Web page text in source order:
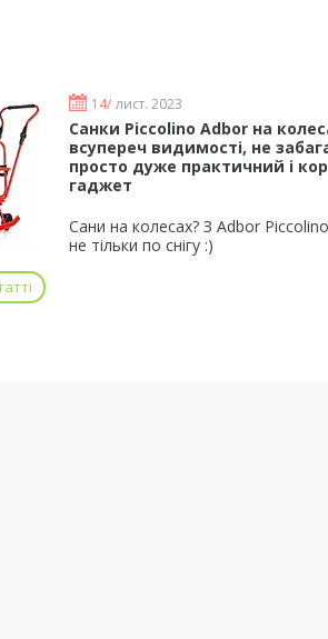
14/ лист. 2023
Санки Piccolino Adbor на
всупереч видимості, не
просто дуже практичний і
гаджет
Сани на колесах? З Adbor
не тільки по снігу :)